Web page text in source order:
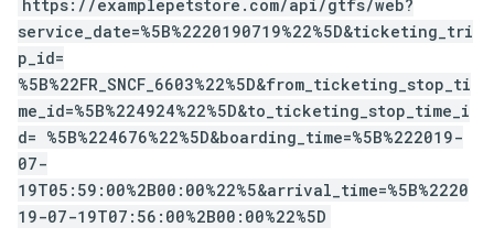
https://examplepetstore.com/api/gtfs/web?
service_date=%5B%2220190719%22%5D&ticketing_tri
p_id=
%5B%22FR_SNCF_6603%22%5D&from_ticketing_stop_ti
me_id=%5B%224924%22%5D&to_ticketing_stop_time_i
d= %5B%224676%22%5D&boarding_time=%5B%222019-
07-
19T05:59:00%2B00:00%22%5&arrival_time=%5B%2220
19-07-19T07:56:00%2B00:00%22%5D